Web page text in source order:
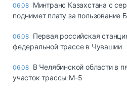
06.08 Минтранс Казахстана с
поднимет плату за пользование
06.08 Первая российская
федеральной трассе в Чувашии
06.08 В Челябинской области в
участок трассы М-5